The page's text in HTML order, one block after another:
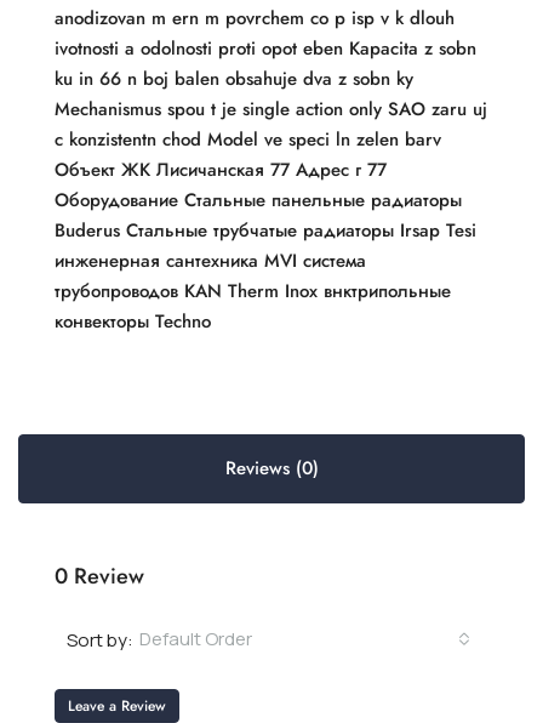
anodizovan m ern m povrchem co p isp v k dlouh
ivotnosti a odolnosti proti opot eben Kapacita z sobn
ku in 66 n boj balen obsahuje dva z sobn ky
Mechanismus spou t je single action only SAO zaru uj
c konzistentn chod Model ve speci ln zelen barv
Объект ЖК Лисичанская 77 Адрес г 77
Оборудование Стальные панельные радиаторы
Buderus Стальные трубчатые радиаторы Irsap Tesi
инженерная сантехника MVI система
трубопроводов KAN Therm Inox внктрипольные
конвекторы Techno
Reviews (0)
0 Review
Sort by: Default Order
Leave a Review